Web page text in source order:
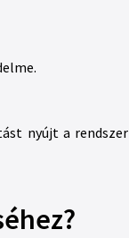
nyújt a rendszer